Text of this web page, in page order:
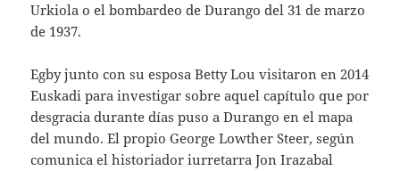
Urkiola o el bombardeo de Durango del 31 de marzo
de 1937.
Egby junto con su esposa Betty Lou visitaron en 2014
Euskadi para investigar sobre aquel capítulo que por
desgracia durante días puso a Durango en el mapa
del mundo. El propio George Lowther Steer, según
comunica el historiador iurretarra Jon Irazabal